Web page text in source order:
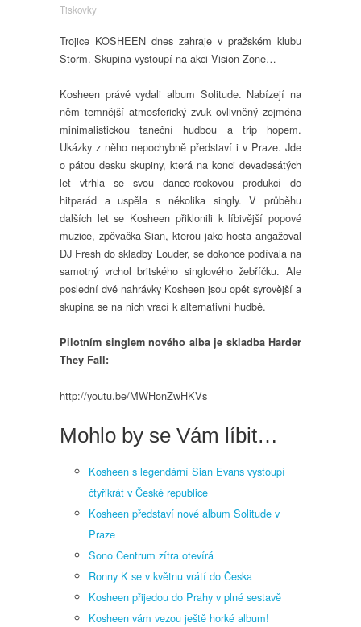
názvem
zahrají
v
Tiskovky
Trojice KOSHEEN dnes zahraje v pražském klubu
Storm. Skupina vystoupí na akci Vision Zone…
Kosheen právě vydali album Solitude. Nabízejí na
něm temnější atmosferický zvuk ovlivněný zejména
minimalistickou taneční hudbou a trip hopem.
Ukázky z něho nepochybně představí i v Praze. Jde
o pátou desku skupiny, která na konci devadesátých
let vtrhla se svou dance-rockovou produkcí do
hitparád a uspěla s několika singly. V průběhu
dalších let se Kosheen přiklonili k líbivější popové
muzice, zpěvačka Sian, kterou jako hosta angažoval
DJ Fresh do skladby Louder, se dokonce podívala na
samotný vrchol britského singlového žebříčku. Ale
poslední dvě nahrávky Kosheen jsou opět syrovější a
skupina se na nich vrací k alternativní hudbě.
Pilotním singlem nového alba je skladba Harder
They Fall:
http://youtu.be/MWHonZwHKVs
Mohlo by se Vám líbit…
Kosheen s legendární Sian Evans vystoupí
čtyřikrát v České republice
Kosheen představí nové album Solitude v
Praze
Sono Centrum zítra otevírá
Ronny K se v květnu vrátí do Česka
Kosheen přijedou do Prahy v plné sestavě
Kosheen vám vezou ještě horké album!